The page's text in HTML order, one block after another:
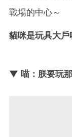
戰場的中心～
貓咪是玩具大戶
▼ 喵：朕要玩